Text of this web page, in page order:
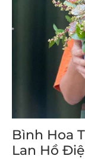
Bình Hoa
Lan Hồ